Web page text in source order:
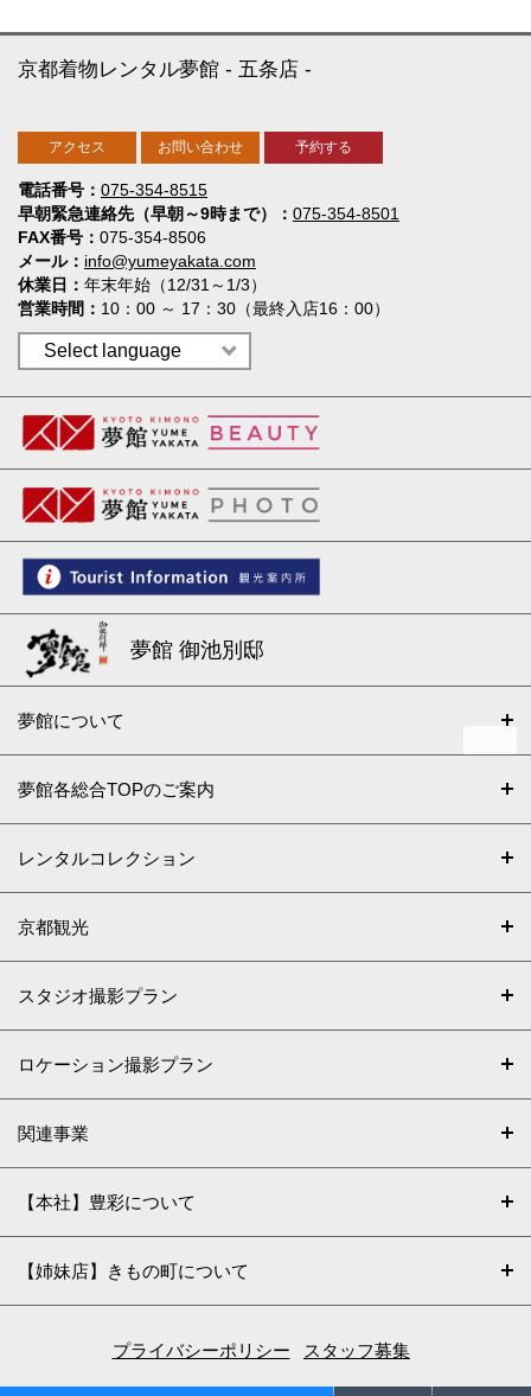
電話番号
075-354-8515
早朝緊急連絡先（早朝～9時まで）
075-354-8501
FAX番号
075-354-8506
メール
info@yumeyakata.com
休業日
年末年始（12/31～1/3）
営業時間
10：00 ～ 17：30（最終入店16：00）
京都着物レンタル夢館 五条店
アクセス お問い合わせ 予約する
夢館 御池別邸
夢館について
夢館各総合TOPのご案内
レンタルコレクション
京都観光
スタジオ撮影プラン
ロケーション撮影プラン
関連事業
【本社】豊彩について
【姉妹店】きもの町について
プライバシーポリシー スタッフ募集